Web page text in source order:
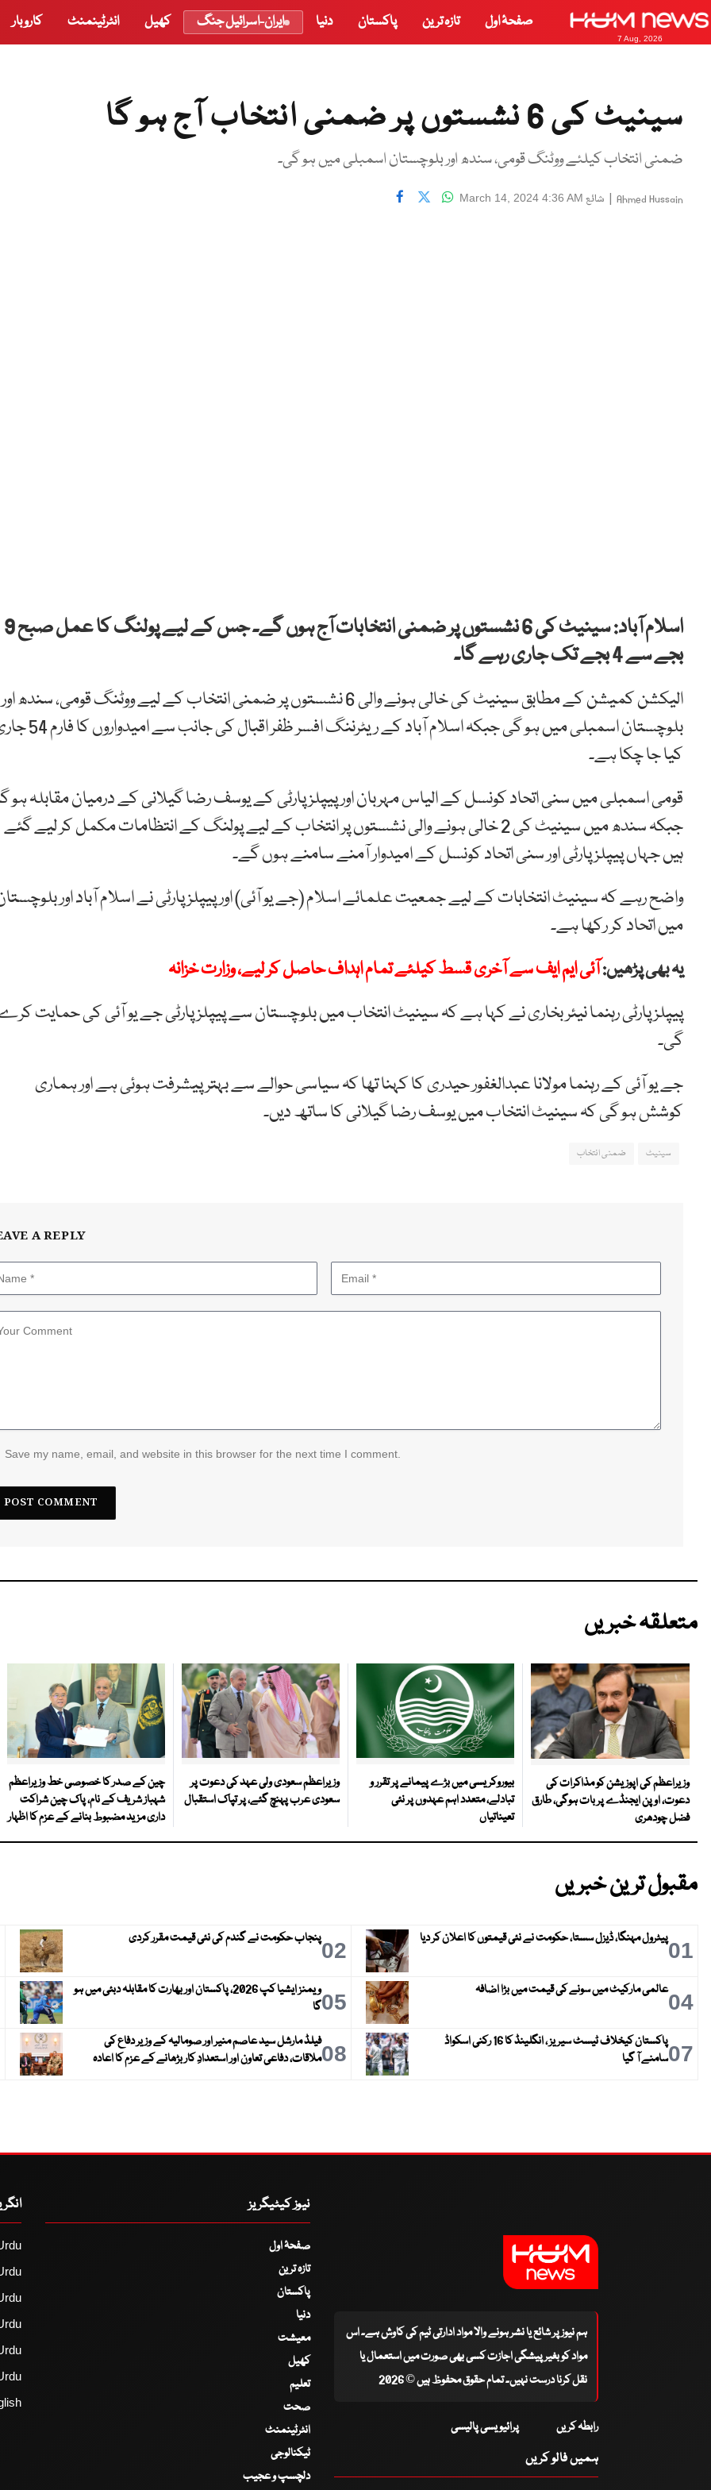
7 Aug, 2026
صفحۂ اول تازہ ترین پاکستان دنیا ایران-اسرائیل جنگ کھیل انٹرٹینمنٹ کاروبار
سینیٹ کی 6 نشستوں پر ضمنی انتخاب آج ہو گا
ضمنی انتخاب کیلئے ووٹنگ قومی، سندھ اور بلوچستان اسمبلی میں ہو گی۔
Ahmed Hussain
| شائع March 14, 2024 4:36 AM
اسلام آباد: سینیٹ کی 6 نشستوں پر ضمنی انتخابات آج ہوں گے۔ جس کے لیے پولنگ کا عمل صبح 9
بجے سے 4 بجے تک جاری رہے گا۔
الیکشن کمیشن کے مطابق سینیٹ کی خالی ہونے والی 6 نشستوں پر ضمنی انتخاب کے لیے ووٹنگ قومی، سندھ اور
بلوچستان اسمبلی میں ہو گی جبکہ اسلام آباد کے ریٹرننگ افسر ظفر اقبال
کیا جا چکا ہے۔
قومی اسمبلی میں سنی اتحاد کونسل کے الیاس مہربان اور پیپلز پارٹی کے یوسف رضا گیلانی کے درمیان مقابلہ ہو
جبکہ سندھ میں سینیٹ کی 2 خالی ہونے والی نشستوں پر انتخاب کے لیے پولنگ کے انتظامات مکمل کر لیے گئے
ہیں جہاں پیپلز پارٹی اور سنی اتحاد کونسل کے امیدوار آمنے سامنے ہوں گے۔
واضح رہے کہ سینیٹ انتخابات کے لیے جمعیت علمائے اسلام (جے یو آئی) اور پیپلز پارٹی نے اسلام آباد اور
میں اتحاد کر رکھا ہے۔
یہ بھی پڑھیں:آئی ایم ایف سے آخری قسط کیلئے تمام اہداف حاصل کر لیے، وزارت خزانہ
پیپلز پارٹی رہنما نیئر بخاری نے کہا ہے کہ سینیٹ انتخاب میں بلوچستان سے پیپلز پارٹی جے یو آئی کی حمایت
گی۔
جے یو آئی کے رہنما مولانا عبدالغفور حیدری کا کہنا تھا کہ سیاسی حوالے سے بہتر پیشرفت ہوئی ہے اور ہماری
کوشش ہو گی کہ سینیٹ انتخاب میں یوسف رضا گیلانی کا ساتھ دیں۔
سینیٹ ضمنی انتخاب
A REPLY
Save my name, email, and website in this browser for the next time I comment.
متعلقہ خبریں
وزیراعظم کی اپوزیشن کو مذاکرات کی
دعوت، اوپن ایجنڈے پر بات ہوگی، طارق
فضل چودھری
بیوروکریسی میں بڑے پیمانے پر تقرر و
تبادلے، متعدد اہم عہدوں پر نئی
تعیناتیاں
وزیراعظم سعودی ولی عہد کی دعوت پر
سعودی عرب پہنچ گئے، پر تپاک استقبال
چین کے صدر کا خصوصی خط وزیراعظم
شہباز شریف کے نام، پاک چین شراکت
داری مزید مضبوط بنانے کے عزم کا اظہار
مقبول ترین خبریں
01پیٹرول مہنگا، ڈیزل سستا، حکومت نے نئی قیمتوں کا اعلان کر دیا 02پنجاب حکومت نے گندم کی نئی قیمت مقرر کردی
04عالمی مارکیٹ میں سونے کی قیمت میں بڑا اضافہ 05
ویمنز ایشیا کپ 2026، پاکستان اور بھارت کا مقابلہ دبئی میں ہو
گا
07
پاکستان کیخلاف ٹیسٹ سیریز ، انگلینڈ کا 16 رکنی اسکواڈ
سامنے آ گیا
08فیلڈ مارشل سید عاصم منیر اور صومالیہ کے وزیر دفاع کی
ملاقات، دفاعی تعاون اور استعدادِ کار بڑھانے کے عزم کا اعادہ
ہم نیوز پر شائع یا نشر ہونے والا مواد ادارتی ٹیم کی کاوش ہے۔ اس
مواد کو بغیر پیشگی اجازت کسی بھی صورت میں استعمال یا
نقل کرنا درست نہیں۔ تمام حقوق محفوظ ہیں © 2026
رابطہ کریں پرائیویسی پالیسی
ہمیں فالو کریں
نیوز کیٹیگریز
صفحۂ اول
تازہ ترین
پاکستان
دنیا
معیشت
کھیل
تعلیم
صحت
انٹرٹینمنٹ
ٹیکنالوجی
دلچسپ و عجیب